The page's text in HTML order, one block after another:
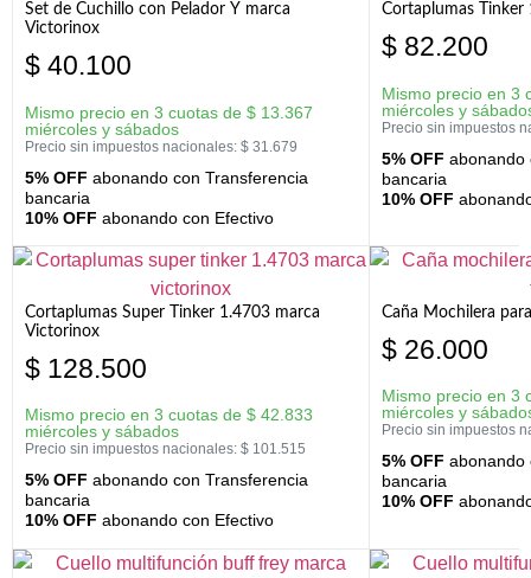
Set de Cuchillo con Pelador Y marca
Victorinox
$ 40.100
Mismo precio en 3 cuotas de $ 13.367
miércoles y sábados
Precio sin impuestos nacionales: $ 31.679
5% OFF abonando con Transferencia
bancaria
10% OFF abonando con Efectivo
Cortaplumas
$ 82.200
Mismo precio en 3
miércoles y
Precio sin impuestos
5% OFF abonando
bancaria
10% OFF
Cortaplumas Super Tinker 1.4703 marca
Victorinox
$ 128.500
Mismo precio en 3 cuotas de $ 42.833
miércoles y sábados
Precio sin impuestos nacionales: $ 101.515
5% OFF abonando con Transferencia
bancaria
10% OFF abonando con Efectivo
Caña Mochilera
$ 26.000
Mismo precio en 3
miércoles y
Precio sin impuestos
5% OFF abonando
bancaria
10% OFF